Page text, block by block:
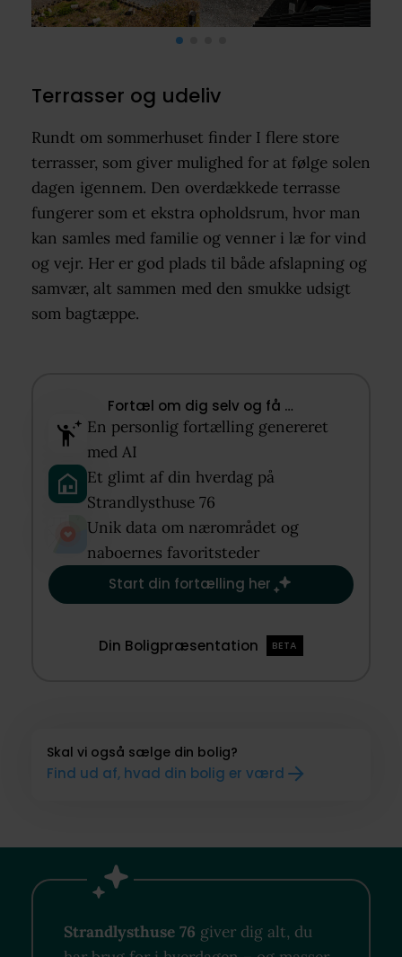
Terrasser og udeliv
Rundt om sommerhuset finder I flere store
terrasser, som giver mulighed for at følge solen
dagen igennem. Den overdækkede terrasse
fungerer som et ekstra opholdsrum, hvor man
kan samles med familie og venner i læ for vind
og vejr. Her er god plads til både afslapning og
samvær, alt sammen med den smukke udsigt
som bagtæppe.
Fortæl om dig selv og få …​
En personlig fortælling genereret
med AI​
Et glimt af din hverdag på
Strandlysthuse 76​
Unik data om nærområdet og
naboernes favoritsteder​
Start din fortælling her
Din Boligpræsentation BETA
Skal vi også sælge din bolig?
Find ud af, hvad din bolig er værd
Strandlysthuse 76 giver dig alt, du